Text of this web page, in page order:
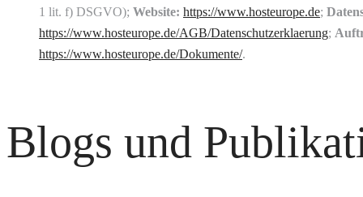
1 lit. f) DSGVO); Website: https://www.hosteurope.de;
https://www.hosteurope.de/AGB/Datenschutzerklaerung;
https://www.hosteurope.de/Dokumente/.
Blogs und